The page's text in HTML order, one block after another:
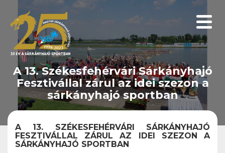
A 13. Székesfehérvári Sárkányhajó
Fesztivállal zárul az idei szezon a
sárkányhajó sportban
A 13. SZÉKESFEHÉRVÁRI SÁRKÁNYHAJÓ
FESZTIVÁLLAL ZÁRUL AZ IDEI SZEZON A
SÁRKÁNYHAJÓ SPORTBAN